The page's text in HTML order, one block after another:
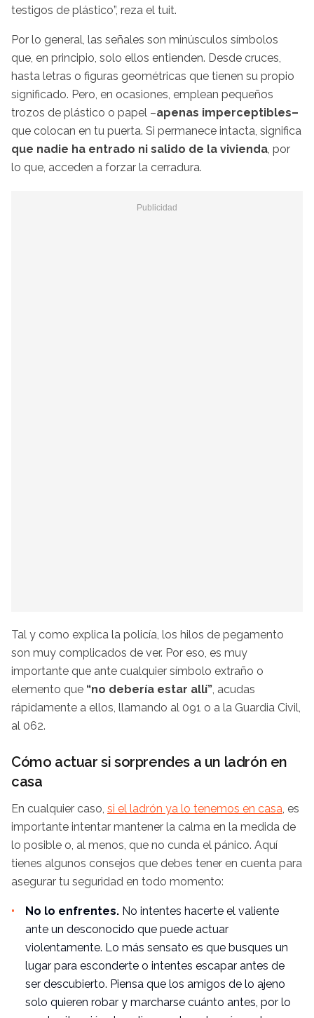
testigos de plástico”, reza el tuit.
Por lo general, las señales son minúsculos símbolos
que, en principio, solo ellos entienden. Desde cruces,
hasta letras o figuras geométricas que tienen su propio
significado. Pero, en ocasiones, emplean pequeños
trozos de plástico o papel –apenas imperceptibles–
que colocan en tu puerta. Si permanece intacta, significa
que nadie ha entrado ni salido de la vivienda, por
lo que, acceden a forzar la cerradura.
Tal y como explica la policía, los hilos de pegamento
son muy complicados de ver. Por eso, es muy
importante que ante cualquier símbolo extraño o
elemento que “no debería estar allí”, acudas
rápidamente a ellos, llamando al 091 o a la Guardia Civil,
al 062.
Cómo actuar si sorprendes a un ladrón en
casa
En cualquier caso, si el ladrón ya lo tenemos en casa, es
importante intentar mantener la calma en la medida de
lo posible o, al menos, que no cunda el pánico. Aquí
tienes algunos consejos que debes tener en cuenta para
asegurar tu seguridad en todo momento:
No lo enfrentes. No intentes hacerte el valiente
ante un desconocido que puede actuar
violentamente. Lo más sensato es que busques un
lugar para esconderte o intentes escapar antes de
ser descubierto. Piensa que los amigos de lo ajeno
solo quieren robar y marcharse cuánto antes, por lo